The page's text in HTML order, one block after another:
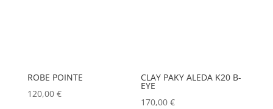
ROBE POINTE
120,00 €
CLAY PAKY ALEDA K20 B-
EYE
170,00€